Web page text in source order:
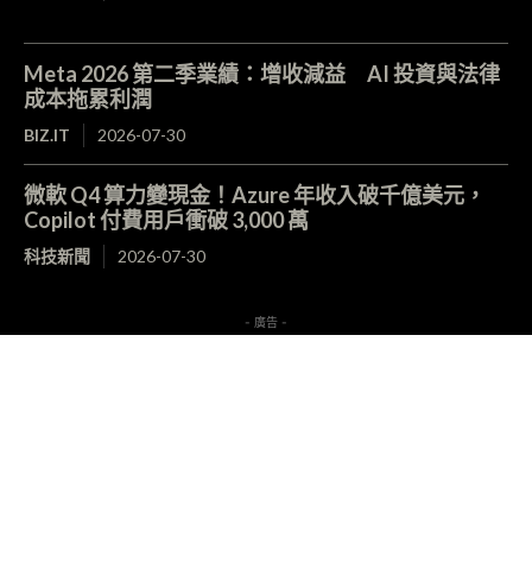
Meta 2026 第二季業績：增收減益 AI 投資與法律
成本拖累利潤
BIZ.IT 2026-07-30
微軟 Q4 算力變現金！Azure 年收入破千億美元，
Copilot 付費用戶衝破 3,000 萬
科技新聞 2026-07-30
- 廣告 -